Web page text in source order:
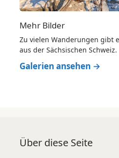
Mehr Bilder
Zu vielen Wanderungen gibt
aus der Sächsischen Schweiz.
Galerien ansehen →
Über diese Seite